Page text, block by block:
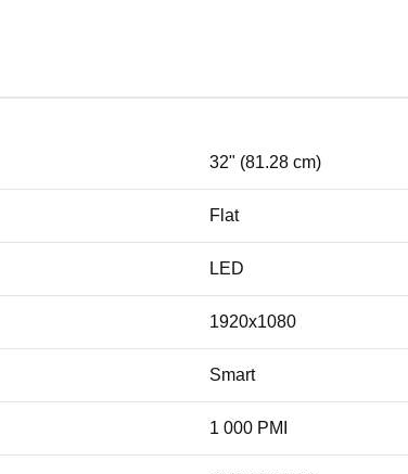
32" (81.28 cm)
Flat
LED
1920x1080
Smart
1 000 PMI